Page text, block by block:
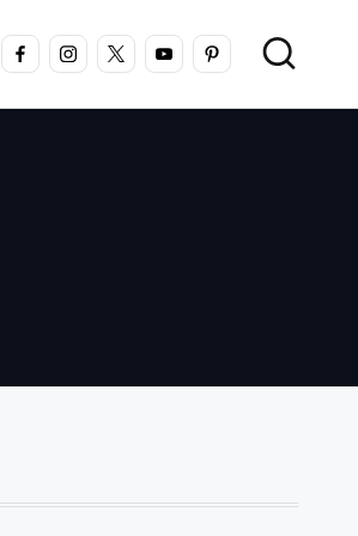
FACEBOOKINSTAGRAM
X YOUTUBEPINTEREST